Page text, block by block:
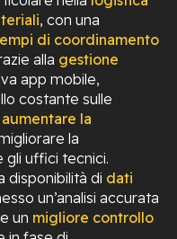
, con una
di coordinamento
alla gestione
app mobile,
costante sulle
aumentare la
la
gli uffici tecnici.
disponibilità di dati
un’analisi accurata
un migliore controllo